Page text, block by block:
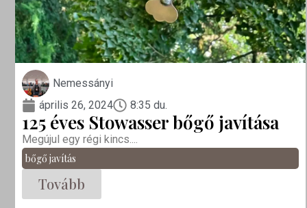
Nemessányi
április 26, 2024
8:35 du.
125 éves Stowasser bőgő javítása
Megújul egy régi kincs....
bőgő javítás
Tovább